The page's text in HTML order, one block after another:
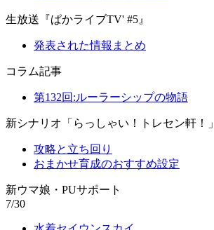
生放送『ぱかライブTV' #5』
発表された情報まとめ
コラム記事
第132回:ルーラーシップの物語
新シナリオ「らっしゃい！トレセン軒！」
攻略と立ち回り
おまかせ育成のおすすめ設定
新ウマ娘・PUサポート
7/30